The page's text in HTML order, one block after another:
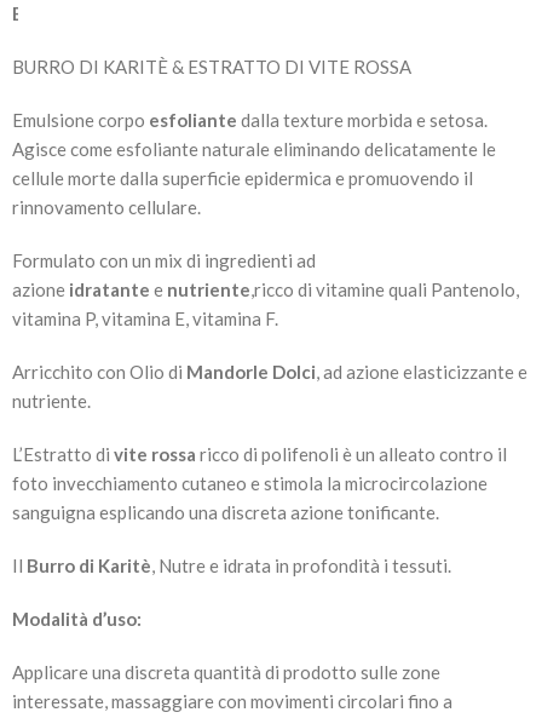
Body Scrub
BURRO DI KARITÈ & ESTRATTO DI VITE ROSSA
Emulsione corpo esfoliante dalla texture morbida e setosa.
Agisce come esfoliante naturale eliminando delicatamente le
cellule morte dalla superficie epidermica e promuovendo il
rinnovamento cellulare.
Formulato con un mix di ingredienti ad
azione idratante e nutriente,ricco di vitamine quali Pantenolo,
vitamina P, vitamina E, vitamina F.
Arricchito con Olio di Mandorle Dolci, ad azione elasticizzante e
nutriente.
L’Estratto di vite rossa ricco di polifenoli è un alleato contro il
foto invecchiamento cutaneo e stimola la microcircolazione
sanguigna esplicando una discreta azione tonificante.
Il Burro di Karitè, Nutre e idrata in profondità i tessuti.
Modalità d’uso:
Applicare una discreta quantità di prodotto sulle zone
interessate, massaggiare con movimenti circolari fino a